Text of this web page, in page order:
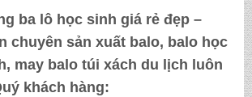
ba lô học sinh giá rẻ đẹp –
chuyên sản xuất balo, balo học
may balo túi xách du lịch luôn
khách hàng: